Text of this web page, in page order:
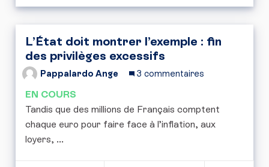
L’État doit montrer l’exemple : fin
des privilèges excessifs
Pappalardo Ange 3 commentaires
EN COURS
Tandis que des millions de Français comptent
chaque euro pour faire face à l’inflation, aux
loyers, ...